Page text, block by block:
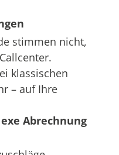
stimmen nicht,
klassischen
– auf Ihre
Abrechnung